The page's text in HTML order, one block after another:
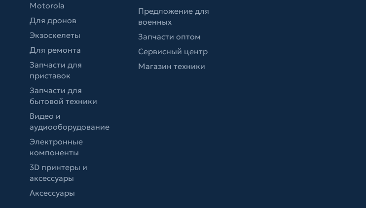
Motorola
Для дронов
Экзоскелеты
Для ремонта
Запчасти для
приставок
Запчасти для
бытовой техники
Видео и
аудиооборудование
Электронные
компоненты
3D принтеры и
аксессуары
Аксессуары
Предложение для
военных
Запчасти оптом
Сервисный центр
Магазин техники